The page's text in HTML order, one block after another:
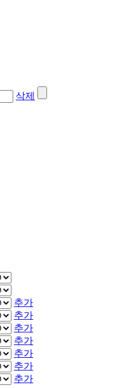
삭제
추가
추가
추가
추가
추가
추가
추가